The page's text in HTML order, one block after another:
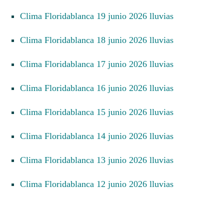
Clima Floridablanca 19 junio 2026 lluvias
Clima Floridablanca 18 junio 2026 lluvias
Clima Floridablanca 17 junio 2026 lluvias
Clima Floridablanca 16 junio 2026 lluvias
Clima Floridablanca 15 junio 2026 lluvias
Clima Floridablanca 14 junio 2026 lluvias
Clima Floridablanca 13 junio 2026 lluvias
Clima Floridablanca 12 junio 2026 lluvias